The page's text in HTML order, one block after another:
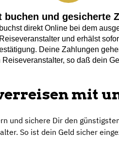
Gleichzeitig profitierst du
deinen nächsten Traumurlaub.